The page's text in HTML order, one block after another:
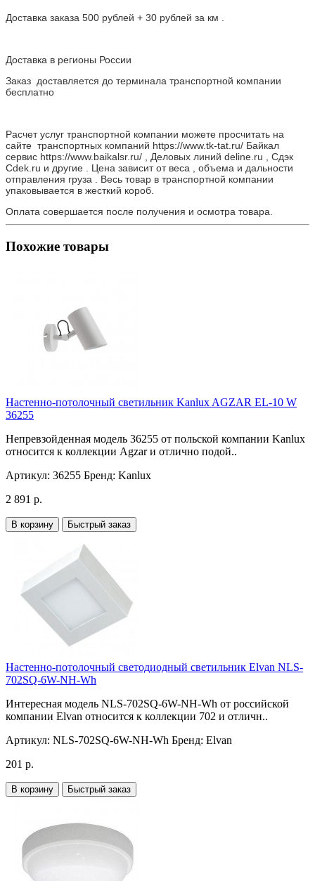
Доставка заказа 500 рублей + 30 рублей за км .
Доставка в регионы России
Заказ доставляется до терминала транспортной компании
бесплатно
Расчет услуг транспортной компании можете просчитать на
сайте транспортных компаний https://www.tk-tat.ru/ Байкал
сервис https://www.baikalsr.ru/ , Деловых линий deline.ru , Сдэк
Cdek.ru и другие . Цена зависит от веса , объема и дальности
отправления груза . Весь товар в транспортной компании
упаковывается в жесткий короб.
Оплата совершается после получения и осмотра товара.
Похожие товары
Настенно-потолочный светильник Kanlux AGZAR EL-10 W
36255
Непревзойденная модель 36255 от польской компании Kanlux
относится к коллекции Agzar и отлично подой..
Артикул: 36255 Бренд: Kanlux
2 891 р.
В корзину Быстрый заказ
Настенно-потолочный светодиодный светильник Elvan NLS-
702SQ-6W-NH-Wh
Интересная модель NLS-702SQ-6W-NH-Wh от российской
компании Elvan относится к коллекции 702 и отличн..
Артикул: NLS-702SQ-6W-NH-Wh Бренд: Elvan
201 р.
В корзину Быстрый заказ